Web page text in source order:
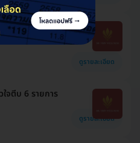
ก (PSA) สำหรับ
ดูรายละเอียด
จตีบ 6 รายการ
ดูรายละเอียด